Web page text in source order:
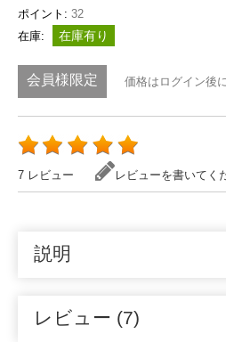
ポイント: 32
在庫:
在庫有り
会員様限定 価格はログイン後
7 レビュー レビューを書いてく
説明
レビュー (7)